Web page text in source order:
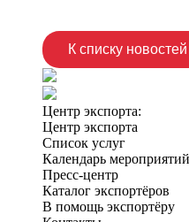
К списку новостей
Центр экспорта:
Центр экспорта
Список услуг
Календарь мероприятий
Пресс-центр
Каталог экспортёров
В помощь экспортёру